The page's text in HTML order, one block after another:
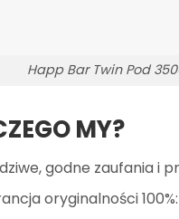
Happ Bar Twin Pod
MY?
godne zaufania i
oryginalności